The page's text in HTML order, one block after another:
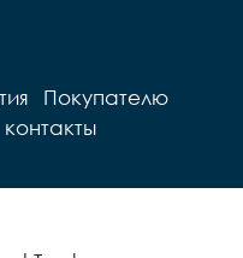
Покупателю
контакты